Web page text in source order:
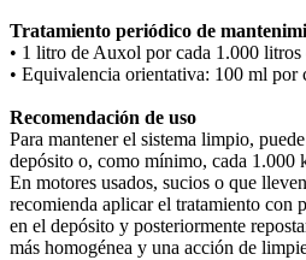
Tratamiento periódico de
• 1 litro de Auxol por cada 1.000 litros
• Equivalencia orientativa: 100 ml por
Recomendación de uso
Para mantener el sistema limpio,
depósito o, como mínimo, cada 1.000
En motores usados, sucios o que
recomienda aplicar el tratamiento con
en el depósito y posteriormente
más homogénea y una acción de